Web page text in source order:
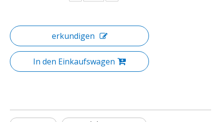
erkundigen
In den Einkaufswagen